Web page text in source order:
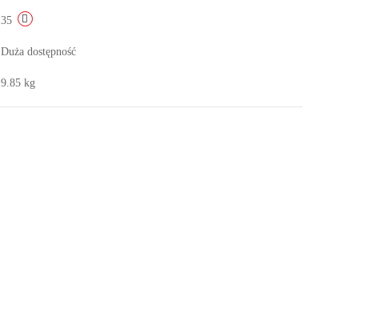
35
Duża dostępność
9.85 kg